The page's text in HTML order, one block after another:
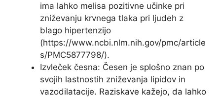
ima lahko melisa pozitivne učinke pri
zniževanju krvnega tlaka pri ljudeh z
blago hipertenzijo
(https://www.ncbi.nlm.nih.gov/pmc/article
s/PMC5877798/).
Izvleček česna: Česen je splošno znan po
svojih lastnostih zniževanja lipidov in
vazodilatacije. Raziskave kažejo, da lahko